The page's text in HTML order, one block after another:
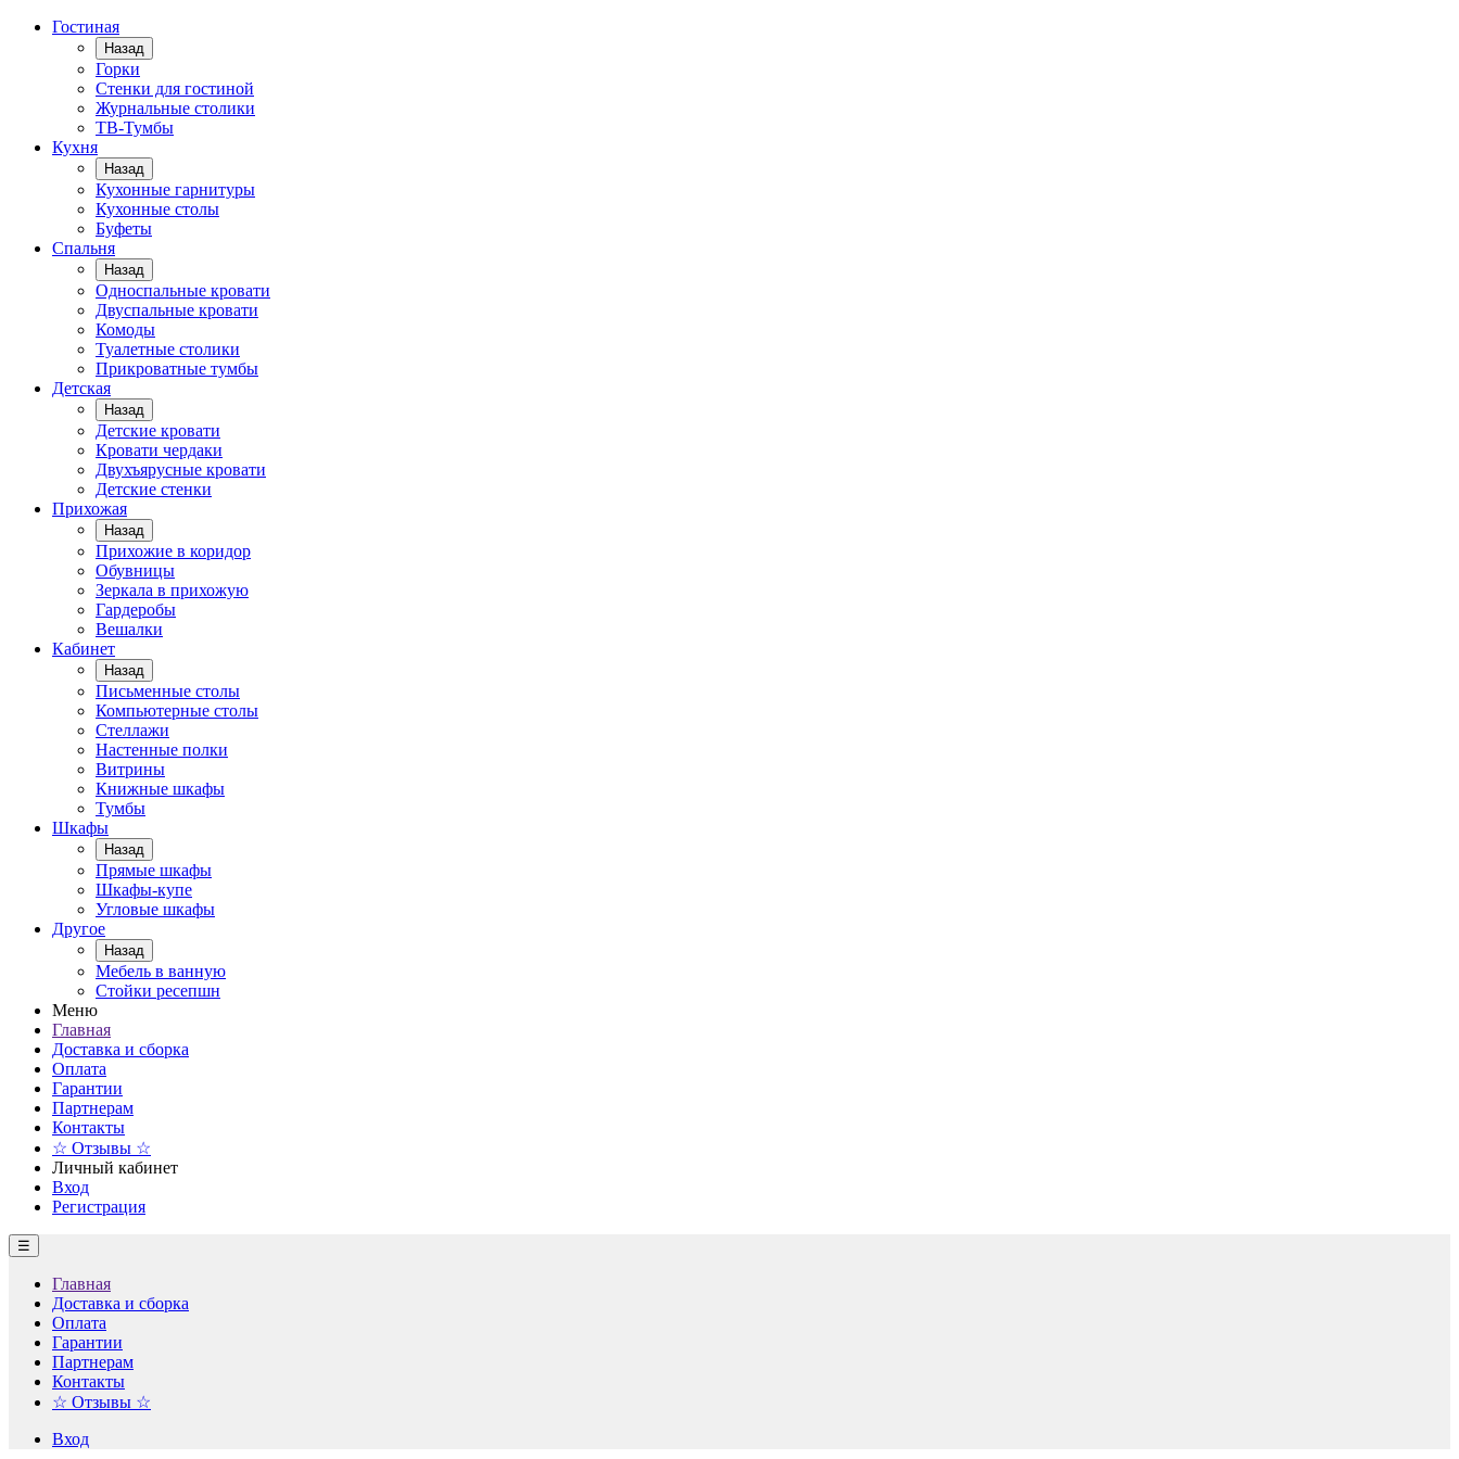
Гостиная
Назад
Горки
Стенки для гостиной
Журнальные столики
TВ-Тумбы
Кухня
Назад
Кухонные гарнитуры
Кухонные столы
Буфеты
Спальня
Назад
Односпальные кровати
Двуспальные кровати
Комоды
Туалетные столики
Прикроватные тумбы
Детская
Назад
Детские кровати
Кровати чердаки
Двухъярусные кровати
Детские стенки
Прихожая
Назад
Прихожие в коридор
Обувницы
Зеркала в прихожую
Гардеробы
Вешалки
Кабинет
Назад
Письменные столы
Компьютерные столы
Стеллажи
Настенные полки
Витрины
Книжные шкафы
Тумбы
Шкафы
Назад
Прямые шкафы
Шкафы-купе
Угловые шкафы
Другое
Назад
Мебель в ванную
Стойки ресепшн
Меню
Главная
Доставка и сборка
Оплата
Гарантии
Партнерам
Контакты
☆ Отзывы ☆
Личный кабинет
Вход
Регистрация
☰
Главная
Доставка и сборка
Оплата
Гарантии
Партнерам
Контакты
☆ Отзывы ☆
Вход